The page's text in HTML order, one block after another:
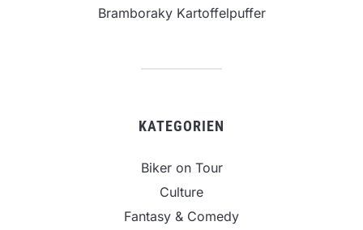
Bramboraky Kartoffelpuffer
KATEGORIEN
Biker on Tour
Culture
Fantasy & Comedy